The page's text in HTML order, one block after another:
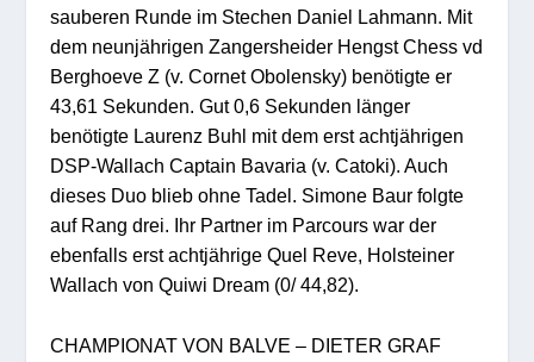
sauberen Runde im Stechen Daniel Lahmann. Mit
dem neunjährigen Zangersheider Hengst Chess vd
Berghoeve Z (v. Cornet Obolensky) benötigte er
43,61 Sekunden. Gut 0,6 Sekunden länger
benötigte Laurenz Buhl mit dem erst achtjährigen
DSP-Wallach Captain Bavaria (v. Catoki). Auch
dieses Duo blieb ohne Tadel. Simone Baur folgte
auf Rang drei. Ihr Partner im Parcours war der
ebenfalls erst achtjährige Quel Reve, Holsteiner
Wallach von Quiwi Dream (0/ 44,82).
CHAMPIONAT VON BALVE – DIETER GRAF